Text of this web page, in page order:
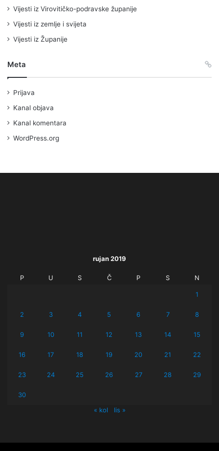
Vijesti iz Virovitičko-podravske županije
Vijesti iz zemlje i svijeta
Vijesti iz Županije
Meta
Prijava
Kanal objava
Kanal komentara
WordPress.org
rujan 2019
P U S Č P S N
1
2 3 4 5 6 7 8
9 10 11 12 13 14 15
16 17 18 19 20 21 22
23 24 25 26 27 28 29
30
« kol
lis »